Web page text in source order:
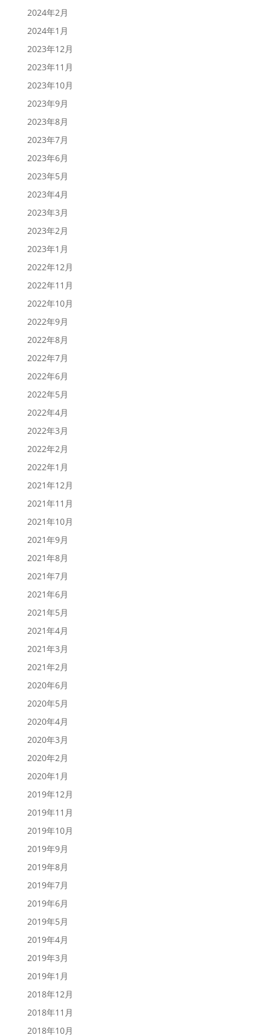
2024年2月
2024年1月
2023年12月
2023年11月
2023年10月
2023年9月
2023年8月
2023年7月
2023年6月
2023年5月
2023年4月
2023年3月
2023年2月
2023年1月
2022年12月
2022年11月
2022年10月
2022年9月
2022年8月
2022年7月
2022年6月
2022年5月
2022年4月
2022年3月
2022年2月
2022年1月
2021年12月
2021年11月
2021年10月
2021年9月
2021年8月
2021年7月
2021年6月
2021年5月
2021年4月
2021年3月
2021年2月
2020年6月
2020年5月
2020年4月
2020年3月
2020年2月
2020年1月
2019年12月
2019年11月
2019年10月
2019年9月
2019年8月
2019年7月
2019年6月
2019年5月
2019年4月
2019年3月
2019年1月
2018年12月
2018年11月
2018年10月